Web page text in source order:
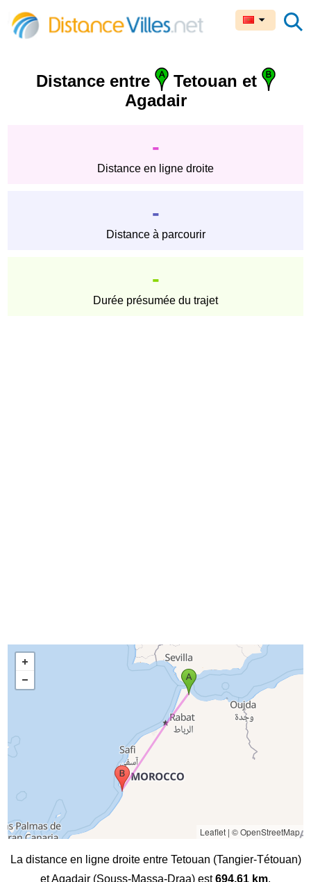
Distance entre
Tetouan et
Agadair
-
Distance en ligne droite
-
Distance à parcourir
-
Durée présumée du trajet
Leaflet| © OpenStreetMap
La distance en ligne droite entre Tetouan (Tangier-Tétouan)
et Agadair (Souss-Massa-Draa) est694.61 km.